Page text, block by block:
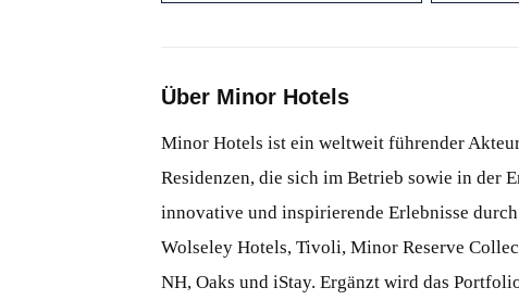
Über Minor Hotels
Minor Hotels ist ein weltweit führender
Residenzen, die sich im Betrieb sowie in der
innovative und inspirierende Erlebnisse
Wolseley Hotels, Tivoli, Minor Reserve
NH, Oaks und iStay. Ergänzt wird das